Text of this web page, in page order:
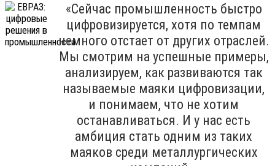
«Сейчас промышленность быстро
цифровизируется, хотя по темпам
немного отстает от других отраслей.
Мы смотрим на успешные примеры,
анализируем, как развиваются так
называемые маяки цифровизации,
и понимаем, что не хотим
останавливаться. И у нас есть
амбиция стать одним из таких
маяков среди металлургических